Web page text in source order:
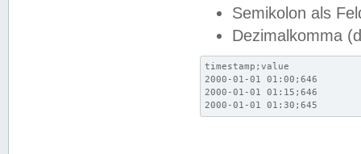
Semikolon als
Dezimalkomma
timestamp;value
2000-01-01 01:00;646
2000-01-01 01:15;646
2000-01-01 01:30;645